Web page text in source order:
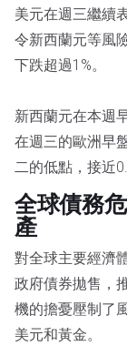
美元在週三繼續
令新西蘭元等風
下跌超過1%。
新西蘭元在本週
在週三的歐洲早
二的低點，接近
全球債務
產
對全球主要經濟
政府債券拋售，
機的擔憂壓制了
美元和黃金。